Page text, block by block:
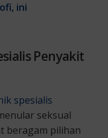
ini
Penyakit
spesialis
seksual
beragam pilihan